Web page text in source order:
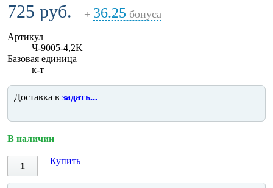
725 руб. + 36.25 бонуса
Артикул
Ч-9005-4,2K
Базовая единица
к-т
Доставка в задать...
В наличии
Купить